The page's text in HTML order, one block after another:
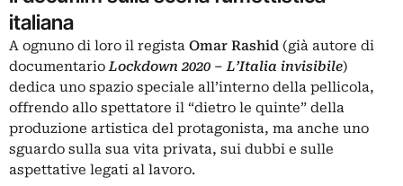
italiana
A ognuno di loro il regista Omar Rashid (già autore di
documentarioLockdown 2020 – L’Italia invisibile)
dedica uno spazio speciale all’interno della pellicola,
offrendo allo spettatore il “dietro le quinte” della
produzione artistica del protagonista, ma anche uno
sguardo sulla sua vita privata, sui dubbi e sulle
aspettative legati al lavoro.